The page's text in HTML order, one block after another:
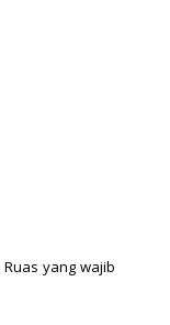
Ruas yang wajib